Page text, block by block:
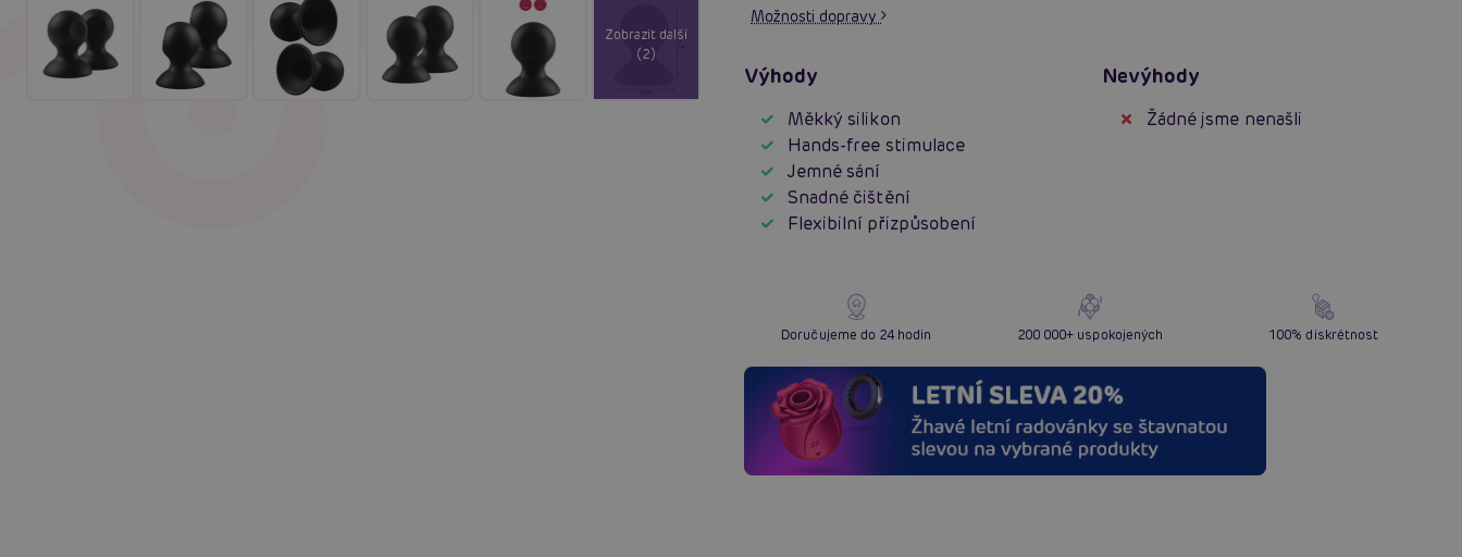
Zobrazit další
(2)
Možnosti dopravy
Výhody
Měkký silikon
Hands-free stimulace
Jemné sání
Snadné čištění
Flexibilní přizpůsobení
Nevýhody
Žádné jsme nenašli
Doručujeme do 24 hodin 200 000+ uspokojených 100% diskrétnost